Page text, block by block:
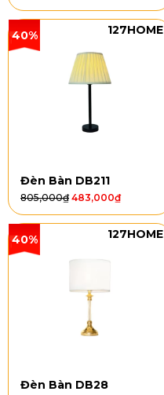
40% 127HOME
Đèn Bàn DB211
805,000₫ 483,000₫
40% 127HOME
Đèn Bàn DB28